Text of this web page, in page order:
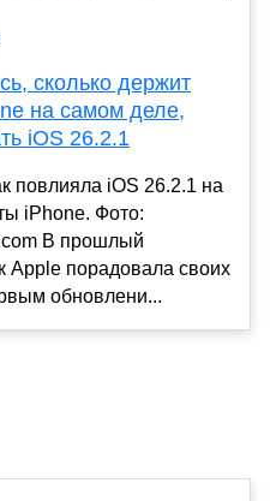
сколько держит
на самом деле,
iOS 26.2.1
повлияла iOS 26.2.1 на
iPhone. Фото:
В прошлый
Apple порадовала своих
обновлени...